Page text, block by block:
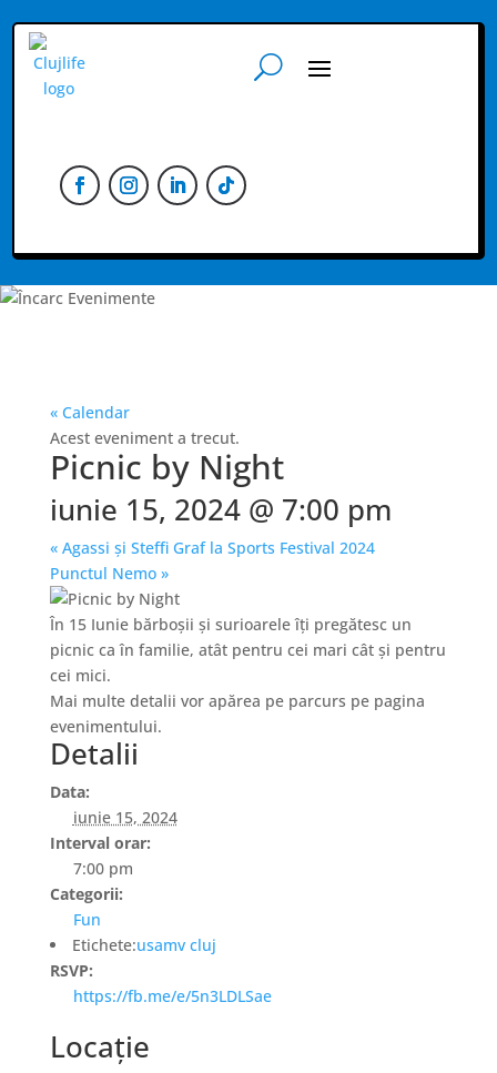
« Calendar
Acest eveniment a trecut.
Picnic by Night
iunie 15, 2024 @ 7:00 pm
«Agassi și Steffi Graf la Sports Festival 2024
Punctul Nemo »
În 15 Iunie bărboșii și surioarele îți pregătesc un
picnic ca în familie, atât pentru cei mari cât și pentru
cei mici.
Mai multe detalii vor apărea pe parcurs pe pagina
evenimentului.
Detalii
Data:
iunie 15, 2024
Interval orar:
7:00 pm
Categorii:
Fun
Etichete:usamv cluj
RSVP:
https://fb.me/e/5n3LDLSae
Locație